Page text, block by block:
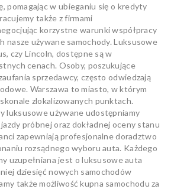
pomagając w ubieganiu się o kredyty
także z firmami
korzystne warunki współpracy
nasze używane samochody. Luksusowe
czy Lincoln, dostępne są w
cenach. Osoby, poszukujące
sprzedawcy, często odwiedzają
Warszawa to miasto, w którym
zlokalizowanych punktach.
luksusowe używane udostępniamy
próbnej oraz dokładnej oceny stanu
zapewniają profesjonalne doradztwo
rozsądnego wyboru auta. Każdego
uzupełniana jest o luksusowe auta
dziesięć nowych samochodów
także możliwość kupna samochodu za